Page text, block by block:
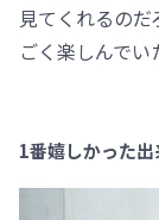
見てくれるの
ごく楽しんでい
1番嬉しかった